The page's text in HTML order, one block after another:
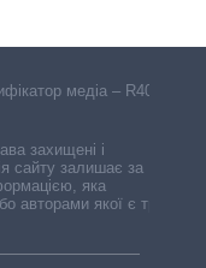
медіа – R40-
захищені і
сайту залишає за
яка
авторами якої є треті